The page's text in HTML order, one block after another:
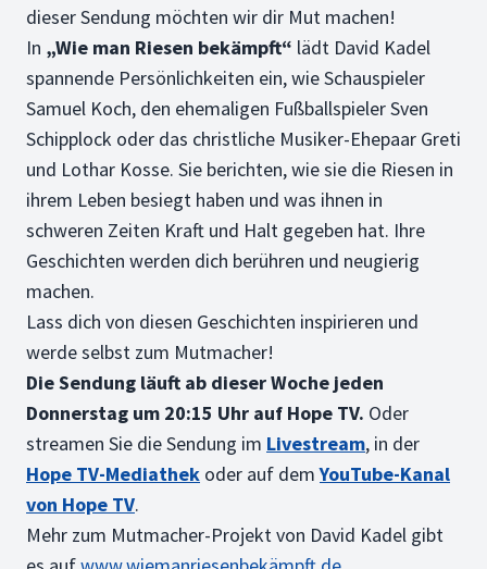
dieser Sendung möchten wir dir Mut machen!
In „Wie man Riesen bekämpft“ lädt David Kadel
spannende Persönlichkeiten ein, wie Schauspieler
Samuel Koch, den ehemaligen Fußballspieler Sven
Schipplock oder das christliche Musiker-Ehepaar Greti
und Lothar Kosse. Sie berichten, wie sie die Riesen in
ihrem Leben besiegt haben und was ihnen in
schweren Zeiten Kraft und Halt gegeben hat. Ihre
Geschichten werden dich berühren und neugierig
machen.
Lass dich von diesen Geschichten inspirieren und
werde selbst zum Mutmacher!
Die Sendung läuft ab dieser Woche jeden
Donnerstag um 20:15 Uhr auf Hope TV. Oder
streamen Sie die Sendung im Livestream, in der
Hope TV-Mediathek oder auf demYouTube-Kanal
von Hope TV.
Mehr zum Mutmacher-Projekt von David Kadel gibt